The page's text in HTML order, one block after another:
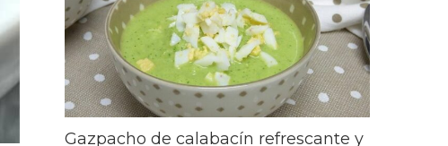
Gazpacho de calabacín refrescante y